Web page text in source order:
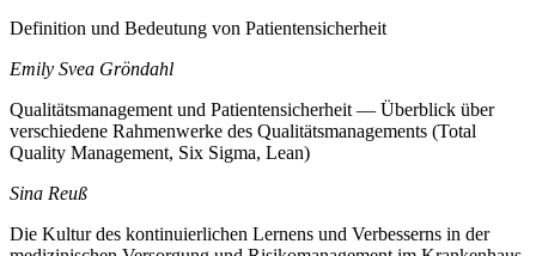
Definition und Bedeutung von Patientensicherheit
Emily Svea Gröndahl
Qualitätsmanagement und Patientensicherheit — Überblick über
verschiedene Rahmenwerke des Qualitätsmanagements (Total
Quality Management, Six Sigma, Lean)
Sina Reuß
Die Kultur des kontinuierlichen Lernens und Verbesserns in der